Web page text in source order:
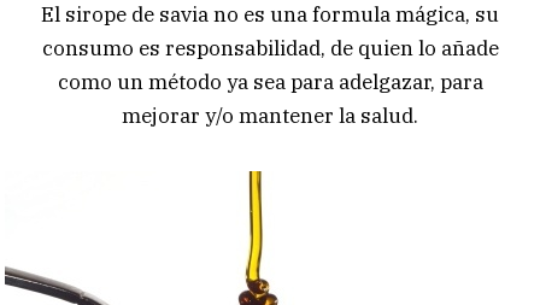
El sirope de savia no es una formula mágica, su
consumo es responsabilidad, de quien lo añade
como un método ya sea para adelgazar, para
mejorar y/o mantener la salud.